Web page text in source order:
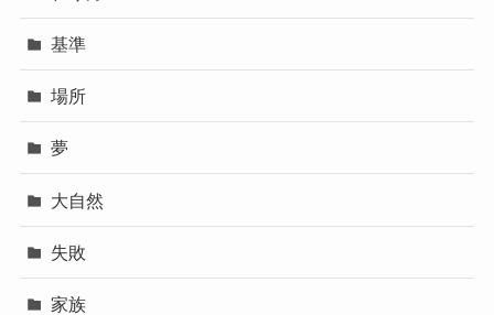
基準
場所
夢
大自然
失敗
家族